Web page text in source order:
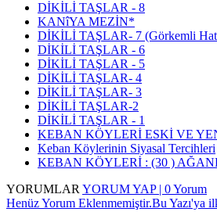
DİKİLİ TAŞLAR - 8
KANîYA MEZİN*
DİKİLİ TAŞLAR- 7 (Görkemli
DİKİLİ TAŞLAR - 6
DİKİLİ TAŞLAR - 5
DİKİLİ TAŞLAR- 4
DİKİLİ TAŞLAR- 3
DİKİLİ TAŞLAR-2
DİKİLİ TAŞLAR - 1
KEBAN KÖYLERİ ESKİ VE
Keban Köylerinin Siyasal Tercihleri
KEBAN KÖYLERİ : (30 )
YORUMLAR YORUM YAP | 0 Yorum
Henüz Yorum Eklenmemiştir.Bu Yazı'ya